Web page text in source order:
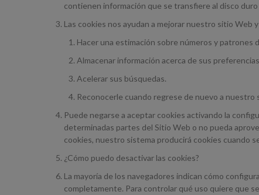
contienen información que se transfiere al disco duro
Las cookies nos ayudan a mejorar nuestro sitio Web
Hacer una estimación sobre números y patrones
Almacenar información acerca de sus
Acelerar sus búsquedas.
Reconocerle cuando regrese de nuevo a nuestro
Puede negarse a aceptar cookies activando la
determinadas partes del Sitio Web o no pueda
cookies, nuestro sistema producirá cookies cuando
¿Cómo puedo desactivar las cookies?
La mayoría de los navegadores indican cómo
completamente. Para controlar qué uso quiere que